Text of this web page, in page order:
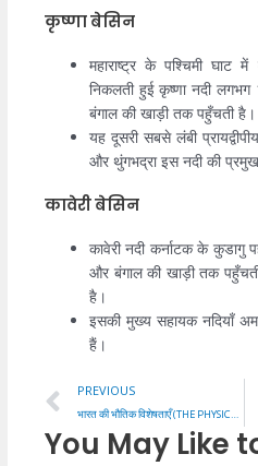
कृष्णा बेसिन
महाराष्ट्र के पश्चिमी
निकलती हुई कृष्णा नदी
बंगाल की खाड़ी तक पहुँचती है।
यह दूसरी सबसे लंबी
और थुंगभद्रा इस नदी की
कावेरी बेसिन
कावेरी नदी कर्नाटक के कुडागु
और बंगाल की खाड़ी तक
है।
इसकी मुख्य सहायक नदियाँ
हैं।
Prev
PREVIOUS
भारत की भौतिक विशेषताएँ (THE PHYSICAL FEATURES OF INDIA)
You May Like